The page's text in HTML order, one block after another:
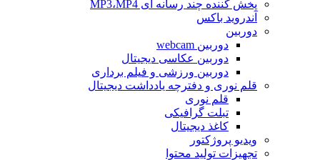
پخش کننده چند رسانه ای MP3،MP4
آندروید باکس
دوربین
دوربین webcam
دوربین عکاسی دیجیتال
دوربین‌ ورزشی و فیلم برداری
قلم نوری و دفترچه یادداشت دیجیتال
قلم نوری
تبلت گرافیکی
کاغذ دیجیتال
ویدیو پروژکتور
تجهیزات تولید محتوا